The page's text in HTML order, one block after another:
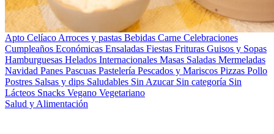
Apto Celíaco Arroces y pastas Bebidas Carne Celebraciones
Cumpleaños Económicas Ensaladas Fiestas Frituras Guisos y Sopas
Hamburguesas Helados Internacionales Masas Saladas Mermeladas
Navidad Panes Pascuas Pastelería Pescados y Mariscos Pizzas Pollo
Postres Salsas y dips Saludables Sin Azucar Sin categoría Sin
Lácteos Snacks Vegano Vegetariano
Salud y Alimentación